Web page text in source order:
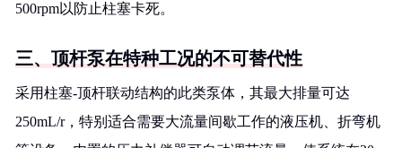
500rpm以防止柱塞卡死。
三、顶杆泵在特种工况的不可替代性
采用柱塞-顶杆联动结构的此类泵体，其最大排量可达
250mL/r，特别适合需要大流量间歇工作的液压机、折弯机